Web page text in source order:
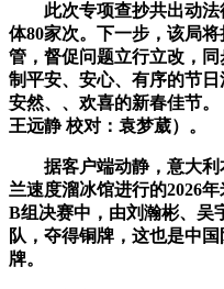
此次专项查抄共出动法
体80家次。下一步，该局
管，督促问题立行立改，
制平安、安心、有序的节
安然、、欢喜的新春佳节
王远静 校对：袁梦葳）。
据客户端动静，意大利
兰速度溜冰馆进行的2026
B组决赛中，由刘瀚彬、吴
队，夺得铜牌，这也是中
牌。